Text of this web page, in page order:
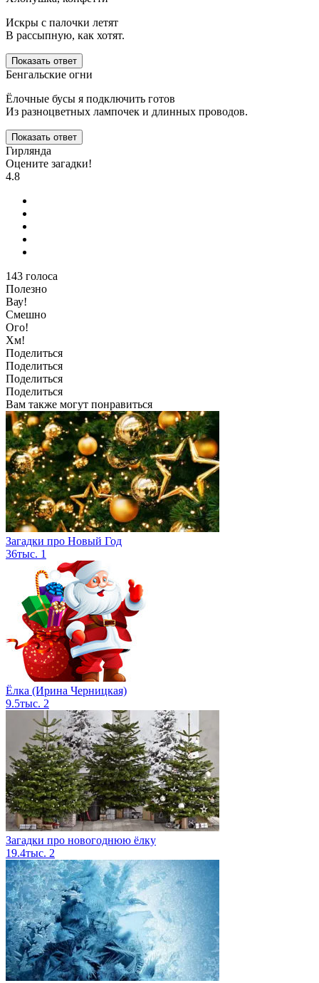
Искры с палочки летят
В рассыпную, как хотят.
Показать ответ
Бенгальские огни
Ёлочные бусы я подключить готов
Из разноцветных лампочек и длинных проводов.
Показать ответ
Гирлянда
Оцените загадки!
4.8
143 голоса
Полезно
Вау!
Смешно
Ого!
Хм!
Поделиться
Поделиться
Поделиться
Поделиться
Вам также могут понравиться
Загадки про Новый Год
36тыс. 1
Ёлка (Ирина Черницкая)
9.5тыс. 2
Загадки про новогоднюю ёлку
19.4тыс. 2